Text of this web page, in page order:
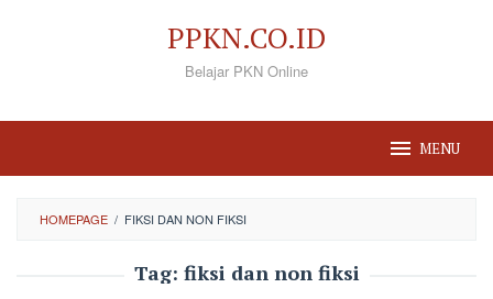
PPKN.CO.ID
Belajar PKN Online
MENU
HOMEPAGE / FIKSI DAN NON FIKSI
Tag: fiksi dan non fiksi